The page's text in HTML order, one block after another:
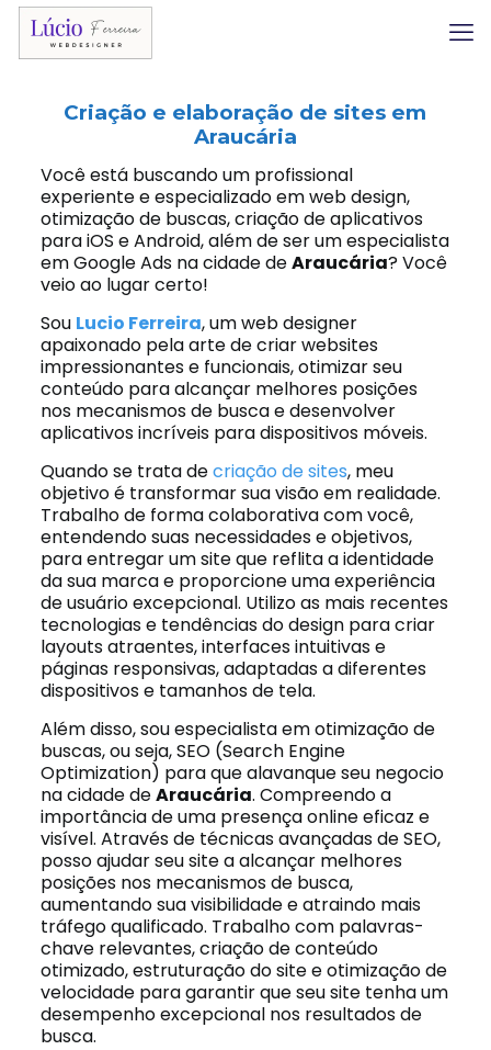
Criação e elaboração de sites em
Araucária
Você está buscando um profissional
experiente e especializado em web design,
otimização de buscas, criação de aplicativos
para iOS e Android, além de ser um especialista
em Google Ads na cidade deAraucária? Você
veio ao lugar certo!
Sou Lucio Ferreira, um web designer
apaixonado pela arte de criar websites
impressionantes e funcionais, otimizar seu
conteúdo para alcançar melhores posições
nos mecanismos de busca e desenvolver
aplicativos incríveis para dispositivos móveis.
Quando se trata decriação de sites, meu
objetivo é transformar sua visão em realidade.
Trabalho de forma colaborativa com você,
entendendo suas necessidades e objetivos,
para entregar um site que reflita a identidade
da sua marca e proporcione uma experiência
de usuário excepcional. Utilizo as mais recentes
tecnologias e tendências do design para criar
layouts atraentes, interfaces intuitivas e
páginas responsivas, adaptadas a diferentes
dispositivos e tamanhos de tela.
Além disso, sou especialista em otimização de
buscas, ou seja, SEO (Search Engine
Optimization) para que alavanque seu negocio
na cidade deAraucária. Compreendo a
importância de uma presença online eficaz e
visível. Através de técnicas avançadas de SEO,
posso ajudar seu site a alcançar melhores
posições nos mecanismos de busca,
aumentando sua visibilidade e atraindo mais
tráfego qualificado. Trabalho com palavras-
chave relevantes, criação de conteúdo
otimizado, estruturação do site e otimização de
velocidade para garantir que seu site tenha um
desempenho excepcional nos resultados de
busca.